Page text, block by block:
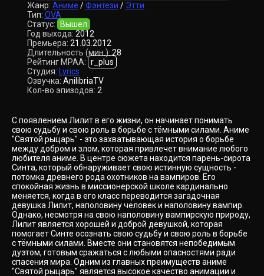
Жанр: Аниме /Фэнтези / Этти
Тип: OVA
Статус:
Вышел
Год выхода: 2012
Премьера: 21.03.2012
Длительность (мин.): 28
Рейтинг MPAA: r_plus
Студия: Lyrics
Озвучка: AnilibriaTV
Кол-во эпизодов: 2
С появлением Лилит в его жизни, он начинает понимать
свою судьбу и свою роль в борьбе с тёмными силами. Аниме
"Святой рыцарь" - это захватывающая история о борьбе
между добром и злом, которая привлечет внимание любого
любителя аниме. В центре сюжета находится парень-сирота
Синта, который обнаруживает свою истинную сущность -
потомка древнего рода охотников на вампиров. Его
спокойная жизнь в миссионерской школе кардинально
меняется, когда в его класс переводится загадочная
девушка Лилит, наполовину человек и наполовину вампир.
Однако, несмотря на свою наполовину вампирскую природу,
Лилит является хорошей и доброй девушкой, которая
помогает Синте осознать свою судьбу и свою роль в борьбе
с тёмными силами. Вместе они становятся непобедимым
дуэтом, готовым сражаться с любыми опасностями ради
спасения мира. Одним из главных преимуществ аниме
"Святой рыцарь" является высокое качество анимации и